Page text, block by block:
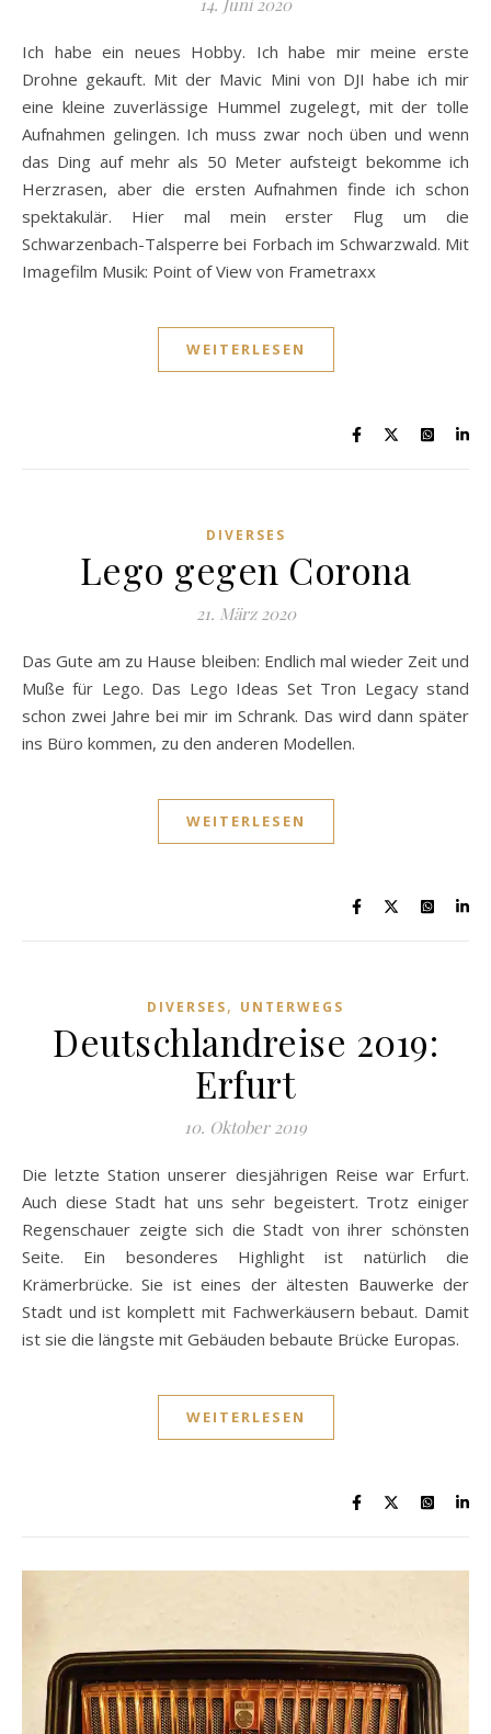
Ich habe ein neues Hobby. Ich habe mir meine erste
Drohne gekauft. Mit der Mavic Mini von DJI habe ich mir
eine kleine zuverlässige Hummel zugelegt, mit der tolle
Aufnahmen gelingen. Ich muss zwar noch üben und wenn
das Ding auf mehr als 50 Meter aufsteigt bekomme ich
Herzrasen, aber die ersten Aufnahmen finde ich schon
spektakulär. Hier mal mein erster Flug um die
Schwarzenbach-Talsperre bei Forbach im Schwarzwald. Mit
Imagefilm Musik: Point of View von Frametraxx
WEITERLESEN
DIVERSES
Lego gegen Corona
21. März 2020
Das Gute am zu Hause bleiben: Endlich mal wieder Zeit und
Muße für Lego. Das Lego Ideas Set Tron Legacy stand
schon zwei Jahre bei mir im Schrank. Das wird dann später
ins Büro kommen, zu den anderen Modellen.
WEITERLESEN
DIVERSES, UNTERWEGS
Deutschlandreise 2019:
Erfurt
10. Oktober 2019
Die letzte Station unserer diesjährigen Reise war Erfurt.
Auch diese Stadt hat uns sehr begeistert. Trotz einiger
Regenschauer zeigte sich die Stadt von ihrer schönsten
Seite. Ein besonderes Highlight ist natürlich die
Krämerbrücke. Sie ist eines der ältesten Bauwerke der
Stadt und ist komplett mit Fachwerkäusern bebaut. Damit
ist sie die längste mit Gebäuden bebaute Brücke Europas.
WEITERLESEN